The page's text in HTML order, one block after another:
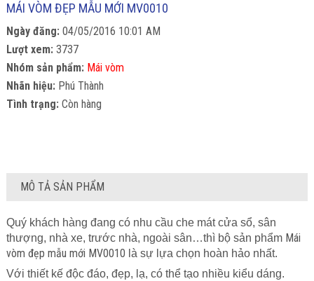
MÁI VÒM ĐẸP MẪU MỚI MV0010
Ngày đăng: 04/05/2016 10:01 AM
Lượt xem: 3737
Nhóm sản phẩm: Mái vòm
Nhãn hiệu: Phú Thành
Tình trạng: Còn hàng
MÔ TẢ SẢN PHẨM
Quý khách hàng đang có nhu cầu che mát cửa sổ, sân
thượng, nhà xe, trước nhà, ngoài sân…thì bộ sản phẩm Mái
vòm đẹp mẫu mới MV0010 là sự lựa chọn hoàn hảo nhất.
Với thiết kế độc đáo, đẹp, lạ, có thể tạo nhiều kiểu dáng.